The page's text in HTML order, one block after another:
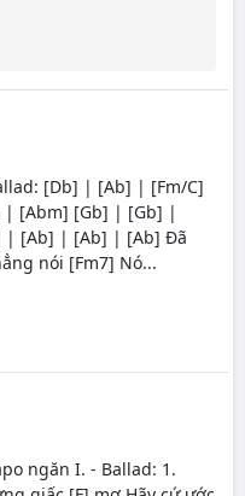
[Db] | [Ab] | [Fm/C]
[Abm] [Gb] | [Gb] |
| [Ab] | [Ab] | [Ab] Đã
nói [Fm7] Nó...
ngăn I. - Ballad: 1.